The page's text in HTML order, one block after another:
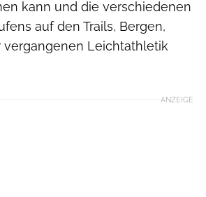
kann und die verschiedenen
auf den Trails, Bergen,
vergangenen Leichtathletik
ANZEIGE